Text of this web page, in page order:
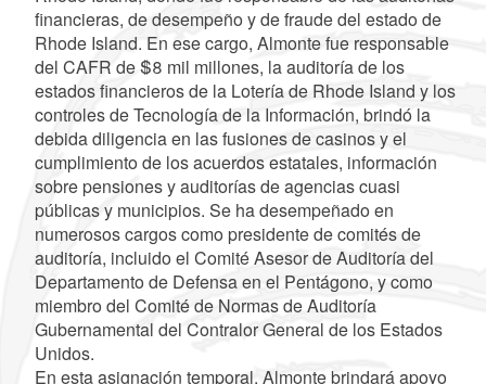
financieras, de desempeño y de fraude del estado de
Rhode Island. En ese cargo, Almonte fue responsable
del CAFR de $8 mil millones, la auditoría de los
estados financieros de la Lotería de Rhode Island y los
controles de Tecnología de la Información, brindó la
debida diligencia en las fusiones de casinos y el
cumplimiento de los acuerdos estatales, información
sobre pensiones y auditorías de agencias cuasi
públicas y municipios. Se ha desempeñado en
numerosos cargos como presidente de comités de
auditoría, incluido el Comité Asesor de Auditoría del
Departamento de Defensa en el Pentágono, y como
miembro del Comité de Normas de Auditoría
Gubernamental del Contralor General de los Estados
Unidos.
En esta asignación temporal, Almonte brindará apoyo